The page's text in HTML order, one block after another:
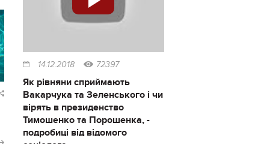
14.12.2018 72397
Як рівняни сприймають
Вакарчука та Зеленського і чи
вірять в президенство
Тимошенко та Порошенка, -
подробиці від відомого